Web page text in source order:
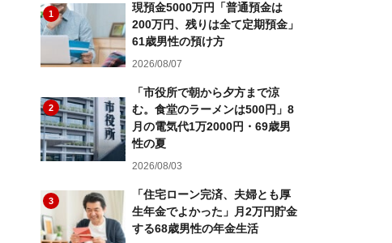
1
現預金5000万円「普通預金は
200万円、残りは全て定期預金」
61歳男性の預け方
2026/08/07
2
「市役所で朝から夕方まで涼
む。食堂のラーメンは500円」8
月の電気代1万2000円・69歳男
性の夏
2026/08/03
3
「住宅ローン完済、夫婦とも厚
生年金でよかった」月2万円貯金
する68歳男性の年金生活